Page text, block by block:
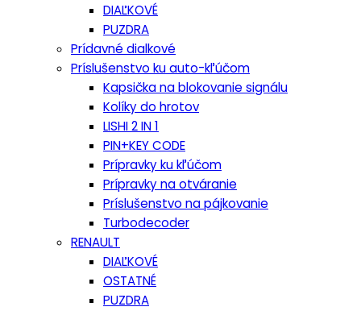
DIAĽKOVÉ
PUZDRA
Prídavné dialkové
Príslušenstvo ku auto-kľúčom
Kapsička na blokovanie signálu
Kolíky do hrotov
LISHI 2 IN 1
PIN+KEY CODE
Prípravky ku kľúčom
Prípravky na otváranie
Príslušenstvo na pájkovanie
Turbodecoder
RENAULT
DIAĽKOVÉ
OSTATNÉ
PUZDRA